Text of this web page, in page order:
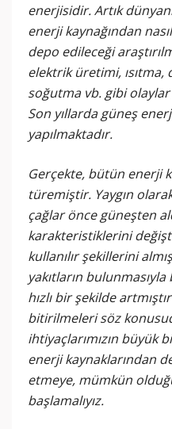
enerjisidir. Artık
enerji kaynağından
depo edileceği
elektrik üretimi, ısıtma,
soğutma vb. gibi
Son yıllarda güneş
yapılmaktadır.
Gerçekte, bütün enerji
türemiştir. Yaygın
çağlar önce güneşten
karakteristiklerini
kullanılır şekillerini
yakıtların
hızlı bir şekilde
bitirilmeleri söz
ihtiyaçlarımızın büyük
enerji kaynaklarından
etmeye, mümkün
başlamalıyız.